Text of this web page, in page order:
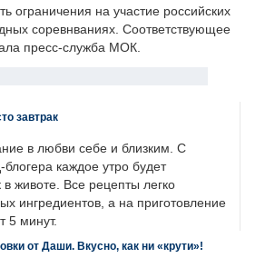
ограничения на участие российских
соревнваниях. Соответствующее
пресс-служба МОК.
завтрак
в любви себе и близким. С
каждое утро будет
в животе. Все рецепты легко
ингредиентов, а на приготовление
5 минут.
от Даши. Вкусно, как ни «крути»!